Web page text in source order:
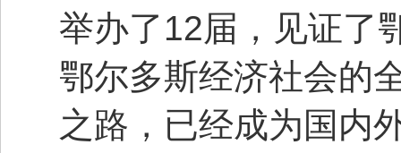
举办了12届，见证了
鄂尔多斯经济社会的
之路，已经成为国内